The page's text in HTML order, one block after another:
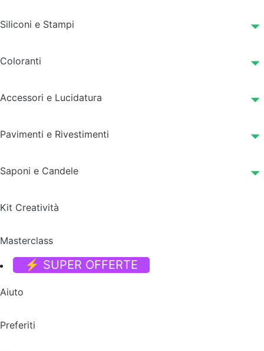
Siliconi e Stampi
Coloranti
Accessori e Lucidatura
Pavimenti e Rivestimenti
Saponi e Candele
Kit Creatività
Masterclass
⚡ SUPER OFFERTE
Aiuto
Preferiti